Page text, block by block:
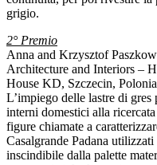
grigio.
2° Premio
Anna and Krzysztof
Architecture and Interiors –
House KD, Szczecin, Polonia
L’impiego delle lastre di
interni domestici alla
figure chiamate a
Casalgrande Padana
inscindibile dalla palette